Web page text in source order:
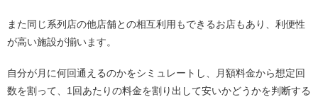
また同じ系列店の他店舗との相互利用もできるお店もあり、利便性
が高い施設が揃います。
自分が月に何回通えるのかをシミュレートし、月額料金から想定回
数を割って、1回あたりの料金を割り出して安いかどうかを判断する